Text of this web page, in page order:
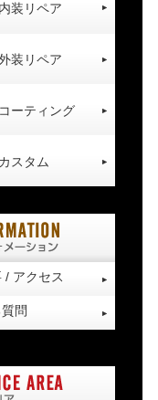
内装リペア
装リペア
コーティング
カスタム
/ アクセス
問